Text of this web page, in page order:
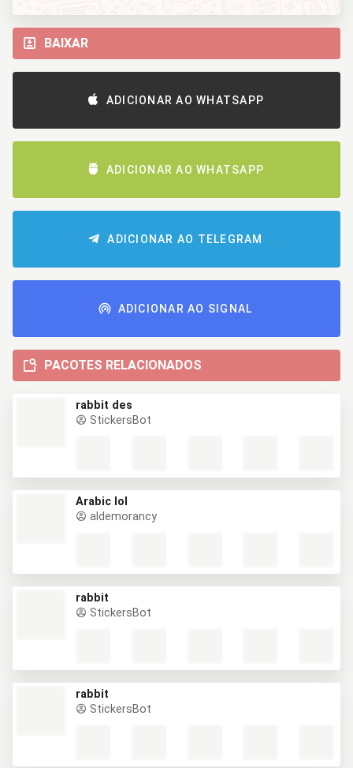
BAIXAR
ADICIONAR AO WHATSAPP
ADICIONAR AO WHATSAPP
ADICIONAR AO TELEGRAM
ADICIONAR AO SIGNAL
PACOTES RELACIONADOS
rabbit des
StickersBot
Arabic lol
aldemorancy
rabbit
StickersBot
rabbit
StickersBot